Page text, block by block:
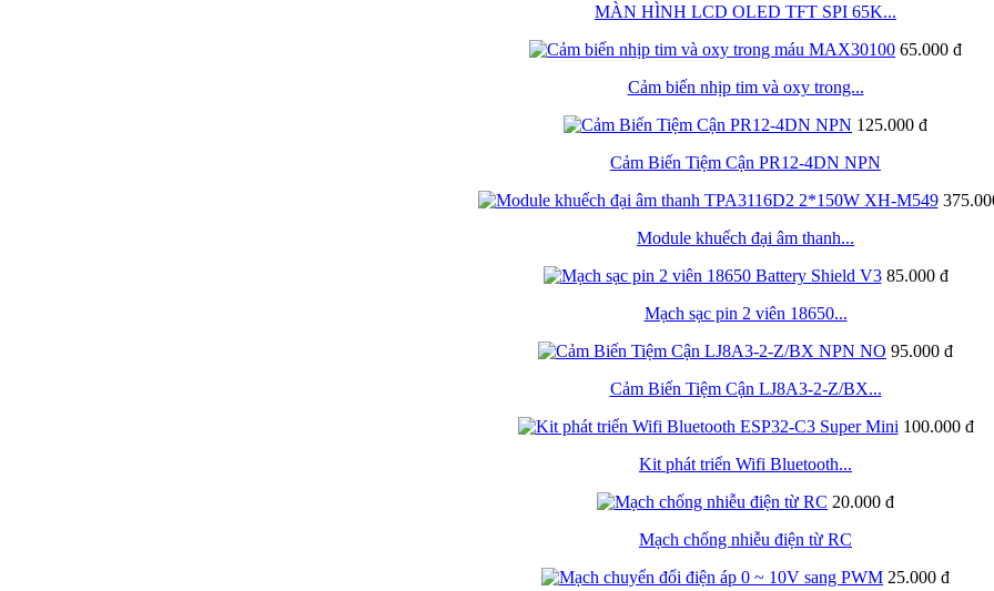
MÀN HÌNH LCD OLED TFT SPI 65K...
65.000 đ
Cảm biến nhịp tim và oxy trong...
125.000 đ
Cảm Biến Tiệm Cận PR12-4DN NPN
Module khuếch đại âm thanh...
85.000 đ
Mạch sạc pin 2 viên 18650...
95.000 đ
Cảm Biến Tiệm Cận LJ8A3-2-Z/BX...
100.000 đ
Kit phát triển Wifi Bluetooth...
20.000 đ
Mạch chống nhiễu điện từ RC
25.000 đ